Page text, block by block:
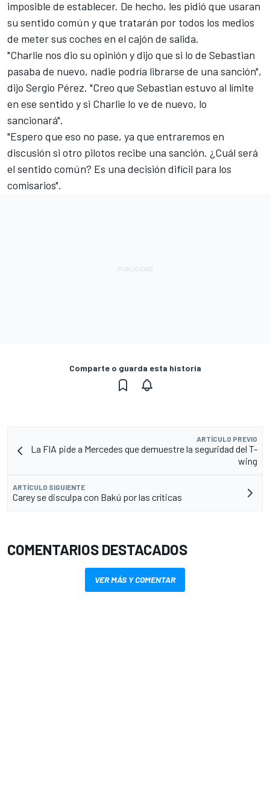
imposible de establecer. De hecho, les pidió que usaran
su sentido común y que tratarán por todos los medios
de meter sus coches en el cajón de salida.
"Charlie nos dio su opinión y dijo que si lo de Sebastian
pasaba de nuevo, nadie podría librarse de una sanción",
dijo Sergio Pérez. "Creo que Sebastian estuvo al límite
en ese sentido y si Charlie lo ve de nuevo, lo
sancionará".
"Espero que eso no pase, ya que entraremos en
discusión si otro pilotos recibe una sanción. ¿Cuál será
el sentido común? Es una decisión difícil para los
comisarios".
Comparte o guarda esta historia
ARTÍCULO PREVIO
La FIA pide a Mercedes que demuestre la seguridad del T-
wing
ARTÍCULO SIGUIENTE
Carey se disculpa con Bakú por las críticas
COMENTARIOS DESTACADOS
VER MÁS Y COMENTAR